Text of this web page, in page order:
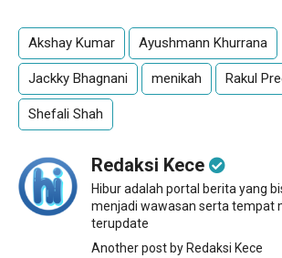
Akshay Kumar Ayushmann Khurrana
Jackky Bhagnani menikah Rakul
Shefali Shah
Redaksi Kece
Hibur adalah portal berita yang
menjadi wawasan serta tempat
terupdate
Another post by Redaksi Kece